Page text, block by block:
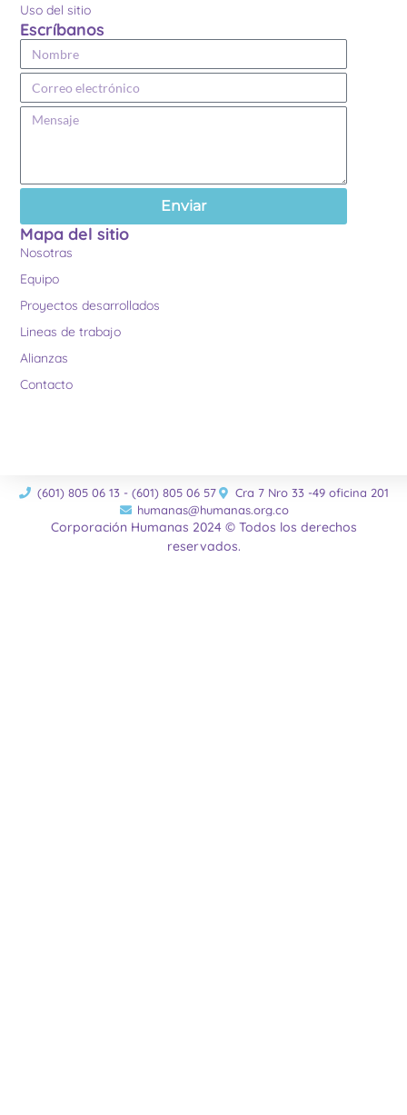
Uso del sitio
Escríbanos
Enviar
Mapa del sitio
Nosotras
Equipo
Proyectos desarrollados
Lineas de trabajo
Alianzas
Contacto
(601) 805 06 13 - (601) 805 06 57
Cra 7 Nro 33 -49 oficina 201
humanas@humanas.org.co
Corporación Humanas 2024 © Todos los derechos
reservados.